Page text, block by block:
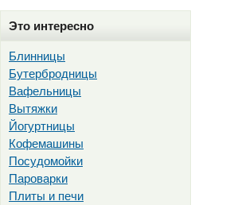
Это интересно
Блинницы
Бутербродницы
Вафельницы
Вытяжки
Йогуртницы
Кофемашины
Посудомойки
Пароварки
Плиты и печи